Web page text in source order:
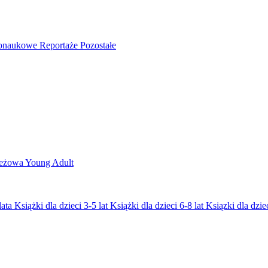
Reportaże Pozostałe
Young Adult
Książki dla dzieci 3-5 lat Książki dla dzieci 6-8 lat Ksiązki dla